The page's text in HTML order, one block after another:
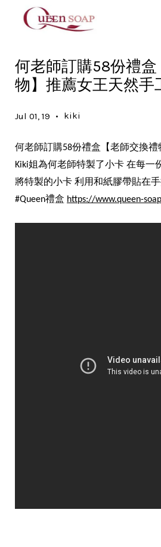
何老師訂購58份禮
物】推薦女王天然手
Jul 01, 19 • kiki
何老師訂購58份禮盒【老師交換禮
Kiki姐為何老師特製了小卡在每一
將特製的小卡利用和紙膠帶貼在
#Queen禮盒 https://www.queen-
您的購物車目前還
繼續購物